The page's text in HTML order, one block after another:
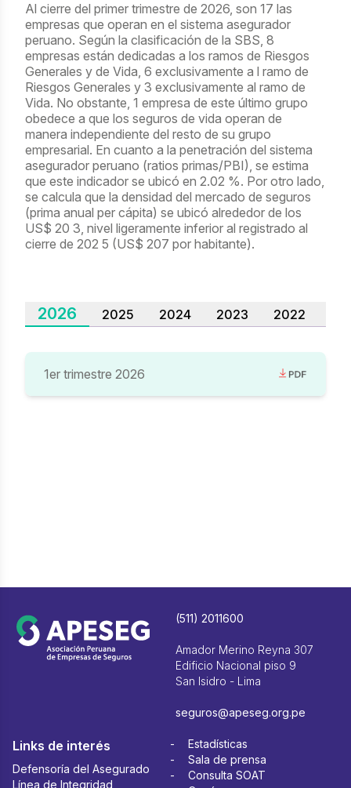
Al cierre del primer trimestre de 2026, son 17 las
empresas que operan en el sistema asegurador
peruano. Según la clasificación de la SBS, 8
empresas están dedicadas a los ramos de Riesgos
Generales y de Vida, 6 exclusivamente a l ramo de
Riesgos Generales y 3 exclusivamente al ramo de
Vida. No obstante, 1 empresa de este último grupo
obedece a que los seguros de vida operan de
manera independiente del resto de su grupo
empresarial. En cuanto a la penetración del sistema
asegurador peruano (ratios primas/PBI), se estima
que este indicador se ubicó en 2.02 %. Por otro lado,
se calcula que la densidad del mercado de seguros
(prima anual per cápita) se ubicó alrededor de los
US$ 20 3, nivel ligeramente inferior al registrado al
cierre de 202 5 (US$ 207 por habitante).
2026 2025 2024 2023 2022
1er trimestre 2026
(511) 2011600
Amador Merino Reyna 307
Edificio Nacional piso 9
San Isidro - Lima
seguros@apeseg.org.pe
Links de interés
Defensoría del Asegurado
Línea de Integridad
Estadísticas
Sala de prensa
Consulta SOAT